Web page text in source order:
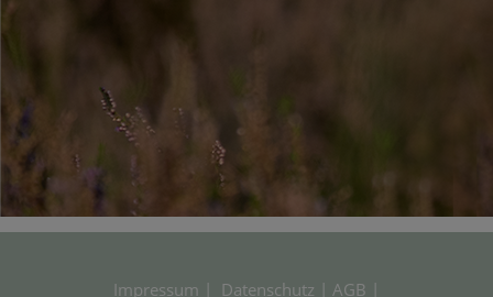
Impressum | Datenschutz | AGB |